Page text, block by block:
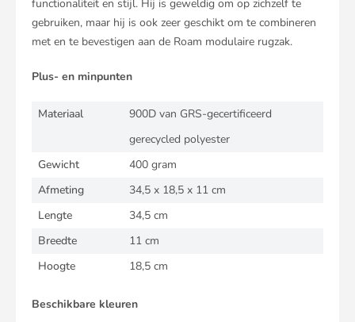
functionaliteit en stijl. Hij is geweldig om op zichzelf te
gebruiken, maar hij is ook zeer geschikt om te combineren
met en te bevestigen aan de Roam modulaire rugzak.
Plus- en minpunten
Materiaal
900D van GRS-gecertificeerd
gerecycled polyester
Gewicht
400 gram
Afmeting
34,5 x 18,5 x 11 cm
Lengte
34,5 cm
Breedte
11 cm
Hoogte
18,5 cm
Beschikbare kleuren